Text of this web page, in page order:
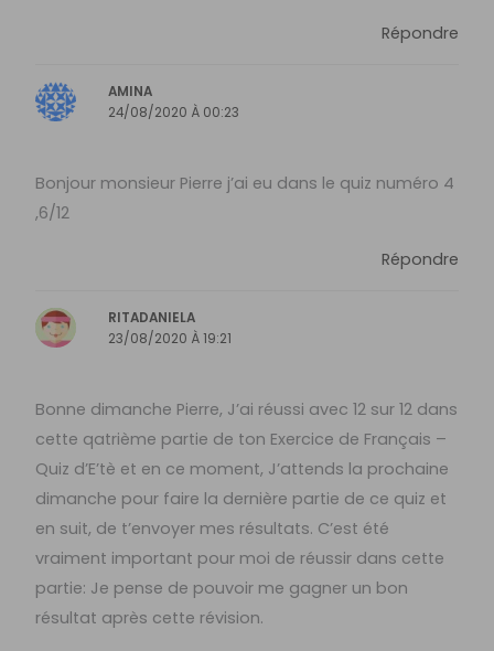
Répondre
AMINA
24/08/2020 À 00:23
Bonjour monsieur Pierre j’ai eu dans le quiz numéro 4
,6/12
Répondre
RITADANIELA
23/08/2020 À 19:21
Bonne dimanche Pierre, J’ai réussi avec 12 sur 12 dans
cette qatrième partie de ton Exercice de Français –
Quiz d’E’tè et en ce moment, J’attends la prochaine
dimanche pour faire la dernière partie de ce quiz et
en suit, de t’envoyer mes résultats. C’est été
vraiment important pour moi de réussir dans cette
partie: Je pense de pouvoir me gagner un bon
résultat après cette révision.